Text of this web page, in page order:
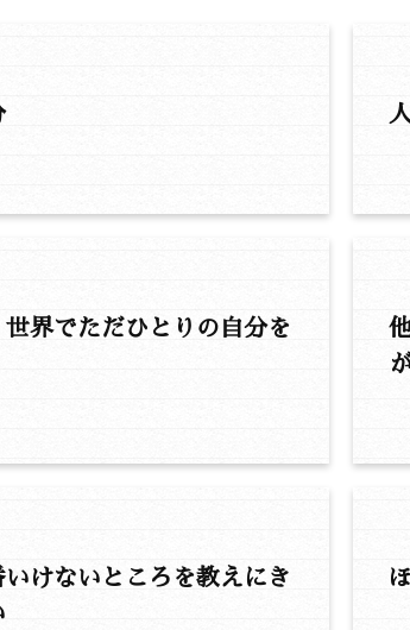
界でただひとりの自分を
けないところを教えにき